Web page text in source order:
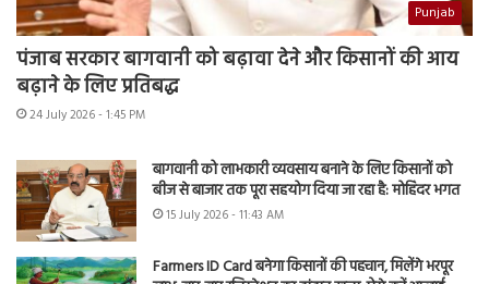
Punjab
पंजाब सरकार बागवानी को बढ़ावा देने और किसानों की आय
बढ़ाने के लिए प्रतिबद्ध
24 July 2026 - 1:45 PM
बागवानी को लाभकारी व्यवसाय बनाने के लिए किसानों को
बीज से बाजार तक पूरा सहयोग दिया जा रहा है: मोहिंदर भगत
15 July 2026 - 11:43 AM
Farmers ID Card बनेगा किसानों की पहचान, मिलेंगे भरपूर